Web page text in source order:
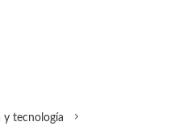
y tecnología